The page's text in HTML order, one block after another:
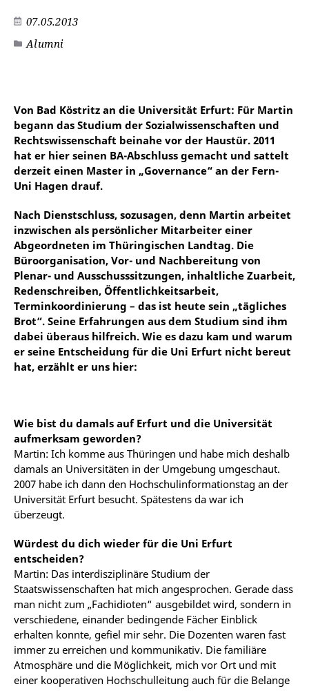
07.05.2013
Alumni
Von Bad Köstritz an die Universität Erfurt: Für Martin
begann das Studium der Sozialwissenschaften und
Rechtswissenschaft beinahe vor der Haustür. 2011
hat er hier seinen BA-Abschluss gemacht und sattelt
derzeit einen Master in „Governance“ an der Fern-
Uni Hagen drauf.
Nach Dienstschluss, sozusagen, denn Martin arbeitet
inzwischen als persönlicher Mitarbeiter einer
Abgeordneten im Thüringischen Landtag. Die
Büroorganisation, Vor- und Nachbereitung von
Plenar- und Ausschusssitzungen, inhaltliche Zuarbeit,
Redenschreiben, Öffentlichkeitsarbeit,
Terminkoordinierung – das ist heute sein „tägliches
Brot“. Seine Erfahrungen aus dem Studium sind ihm
dabei überaus hilfreich. Wie es dazu kam und warum
er seine Entscheidung für die Uni Erfurt nicht bereut
hat, erzählt er uns hier:
Wie bist du damals auf Erfurt und die Universität
aufmerksam geworden?
Martin: Ich komme aus Thüringen und habe mich deshalb
damals an Universitäten in der Umgebung umgeschaut.
2007 habe ich dann den Hochschulinformationstag an der
Universität Erfurt besucht. Spätestens da war ich
überzeugt.
Würdest du dich wieder für die Uni Erfurt
entscheiden?
Martin: Das interdisziplinäre Studium der
Staatswissenschaften hat mich angesprochen. Gerade dass
man nicht zum „Fachidioten“ ausgebildet wird, sondern in
verschiedene, einander bedingende Fächer Einblick
erhalten konnte, gefiel mir sehr. Die Dozenten waren fast
immer zu erreichen und kommunikativ. Die familiäre
Atmosphäre und die Möglichkeit, mich vor Ort und mit
einer kooperativen Hochschulleitung auch für die Belange